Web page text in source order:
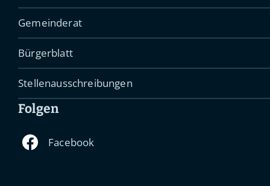
Gemeinderat
Bürgerblatt
Stellenausschreibungen
Folgen